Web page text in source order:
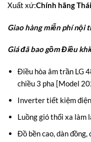
Xuất xứ:Chính hãng
Giao hàng miễn phí nội
Giá đã bao gồm Điều
Điều hòa âm trần LG
chiều 3 pha [Model
Inverter tiết kiệm
Luồng gió thổi xa làm
Đồ bền cao, dàn